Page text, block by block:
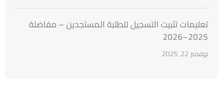
تعليمات تثبيت التسجيل للطلبة المستجدين – مفاضلة
2025–2026
نوفمبر 22, 2025